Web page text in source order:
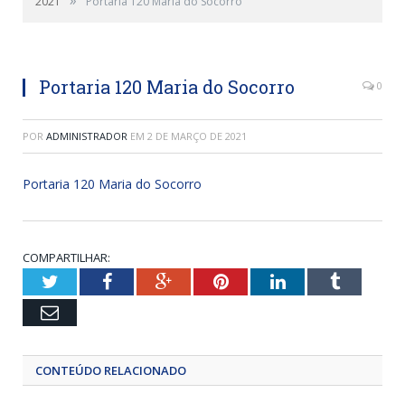
Portaria 120 Maria do Socorro 0
POR ADMINISTRADOR EM 2 DE MARÇO DE 2021
Portaria 120 Maria do Socorro
COMPARTILHAR:
TwitterFacebookGoogle+PinterestLinkedInTumblr
Email
CONTEÚDO RELACIONADO